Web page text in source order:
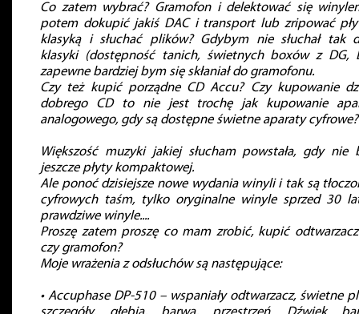
Co zatem wybrać? Gramofon i delektować się
potem dokupić jakiś DAC i transport lub zripować
klasyką i słuchać plików? Gdybym nie słuchał tak
klasyki (dostępność tanich, świetnych boxów z DG,
zapewne bardziej bym się skłaniał do gramofonu.
Czy też kupić porządne CD Accu? Czy kupowanie
dobrego CD to nie jest trochę jak kupowanie
analogowego, gdy są dostępne świetne aparaty cyfrowe?
Większość muzyki jakiej słucham powstała, gdy nie
jeszcze płyty kompaktowej.
Ale ponoć dzisiejsze nowe wydania winyli i tak są
cyfrowych taśm, tylko oryginalne winyle sprzed 30
prawdziwe winyle....
Proszę zatem proszę co mam zrobić, kupić
czy gramofon?
Moje wrażenia z odsłuchów są następujące:
• Accuphase DP-510 – wspaniały odtwarzacz, świetne